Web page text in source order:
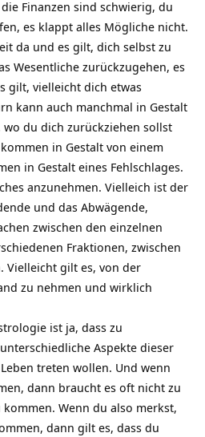
Finanzen sind schwierig, du
es klappt alles Mögliche nicht.
da und es gilt, dich selbst zu
Wesentliche zurückzugehen, es
gilt, vielleicht dich etwas
kann auch manchmal in Gestalt
du dich zurückziehen sollst
in Gestalt von einem
in Gestalt eines Fehlschlages.
anzunehmen. Vielleich ist der
und das Abwägende,
zwischen den einzelnen
Fraktionen, zwischen
Vielleicht gilt es, von der
zu nehmen und wirklich
ist ja, dass zu
Aspekte dieser
treten wollen. Und wenn
dann braucht es oft nicht zu
Wenn du also merkst,
dann gilt es, dass du